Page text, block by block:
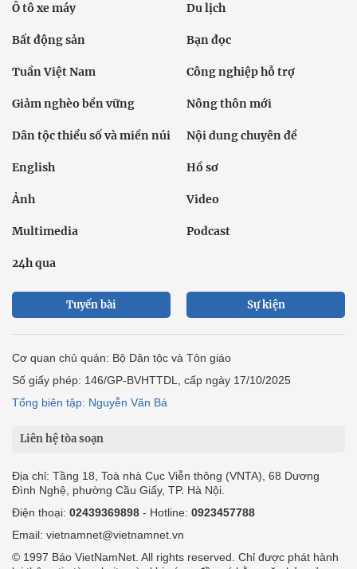
Ô tô xe máy Du lịch
Bất động sản Bạn đọc
Tuần Việt Nam Công nghiệp hỗ trợ
Giảm nghèo bền vững Nông thôn mới
Dân tộc thiểu số và miền núi Nội dung chuyên đề
English Hồ sơ
Ảnh Video
Multimedia Podcast
24h qua
Tuyến bài Sự kiện
Cơ quan chủ quản: Bộ Dân tộc và Tôn giáo
Số giấy phép: 146/GP-BVHTTDL, cấp ngày 17/10/2025
Tổng biên tập: Nguyễn Văn Bá
Liên hệ tòa soạn
Địa chỉ: Tầng 18, Toà nhà Cục Viễn thông (VNTA), 68 Dương
Đình Nghệ, phường Cầu Giấy, TP. Hà Nội.
Điện thoại: 02439369898 - Hotline: 0923457788
Email: vietnamnet@vietnamnet.vn
© 1997 Báo VietNamNet. All rights reserved. Chỉ được phát hành